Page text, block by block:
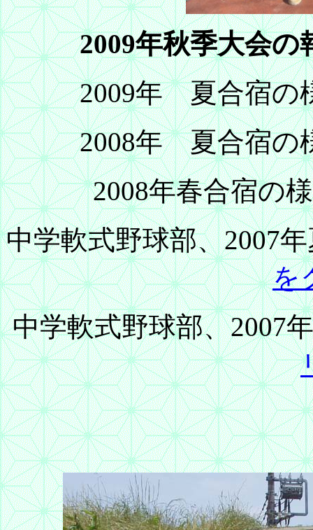
2009年秋季大会の
2009年 夏合宿の
2008年 夏合宿の
2008年春合宿の
中学軟式野球部、2007
を
中学軟式野球部、